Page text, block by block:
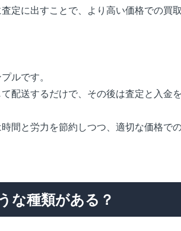
定に出すことで、より高い価格での買取
ルです。
配送するだけで、その後は査定と入金
間と労力を節約しつつ、適切な価格で
な種類がある？